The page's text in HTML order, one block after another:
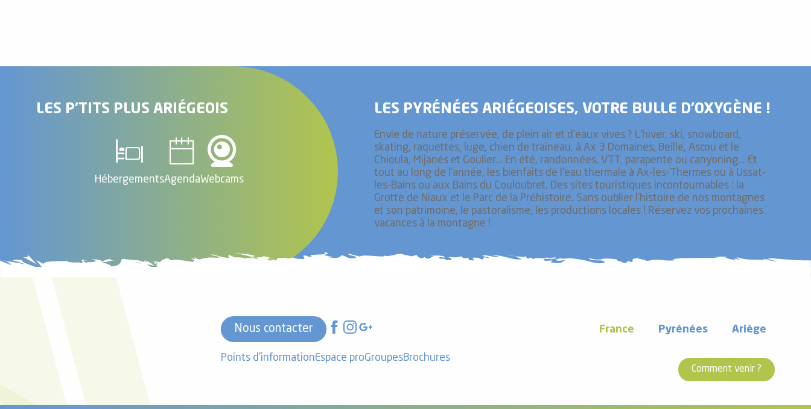
LES P'TITS PLUS ARIÉGEOIS
HébergementsAgendaWebcams
LES PYRÉNÉES ARIÉGEOISES, VOTRE BULLE D’OXYGÈNE !
Envie de nature préservée, de plein air et d'eaux vives ? L'hiver, ski, snowboard,
skating, raquettes, luge, chien de traineau, à Ax 3 Domaines, Beille, Ascou et le
Chioula, Mijanés et Goulier... En été, randonnées, VTT, parapente ou canyoning... Et
tout au long de l'année, les bienfaits de l'eau thermale à Ax-les-Thermes ou à Ussat-
les-Bains ou aux Bains du Couloubret. Des sites touristiques incontournables : la
Grotte de Niaux et le Parc de la Préhistoire. Sans oublier l’histoire de nos montagnes
et son patrimoine, le pastoralisme, les productions locales ! Réservez vos prochaines
vacances à la montagne !
Nous contacter
Points d'informationEspace proGroupesBrochures
France Pyrénées Ariège
Comment venir ?